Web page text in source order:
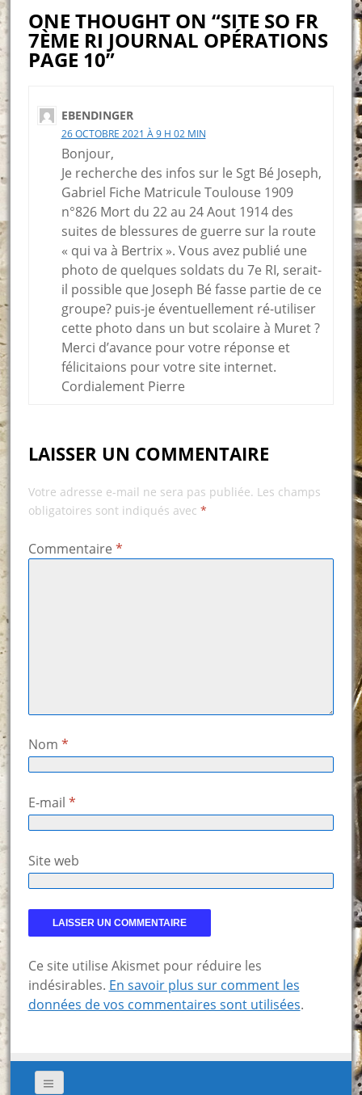
ONE THOUGHT ON “SITE SO FR
7ÈME RI JOURNAL OPÉRATIONS
PAGE 10”
EBENDINGER
26 OCTOBRE 2021 À 9 H 02 MIN
Bonjour,
Je recherche des infos sur le Sgt Bé Joseph,
Gabriel Fiche Matricule Toulouse 1909
n°826 Mort du 22 au 24 Aout 1914 des
suites de blessures de guerre sur la route
« qui va à Bertrix ». Vous avez publié une
photo de quelques soldats du 7e RI, serait-
il possible que Joseph Bé fasse partie de ce
groupe? puis-je éventuellement ré-utiliser
cette photo dans un but scolaire à Muret ?
Merci d’avance pour votre réponse et
félicitaions pour votre site internet.
Cordialement Pierre
LAISSER UN COMMENTAIRE
Votre adresse e-mail ne sera pas publiée. Les champs
obligatoires sont indiqués avec *
Commentaire *
Nom *
E-mail *
Site web
Ce site utilise Akismet pour réduire les
indésirables. En savoir plus sur comment les
données de vos commentaires sont utilisées.